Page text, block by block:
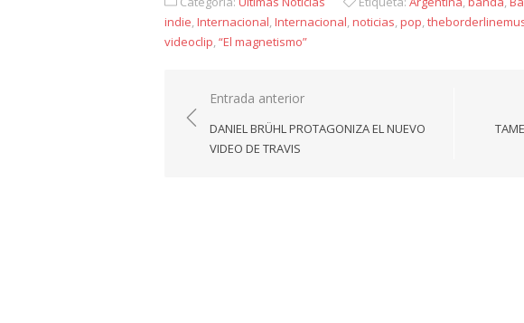
indie,Internacional,Internacional,noticias,pop,
videoclip,“El magnetismo”
Navegación
de
entradas
Entrada anterior
DANIEL BRÜHL PROTAGONIZA EL NUEVO
VIDEO DE TRAVIS